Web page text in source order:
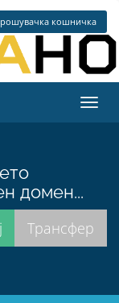
кошничка
ја
домен...